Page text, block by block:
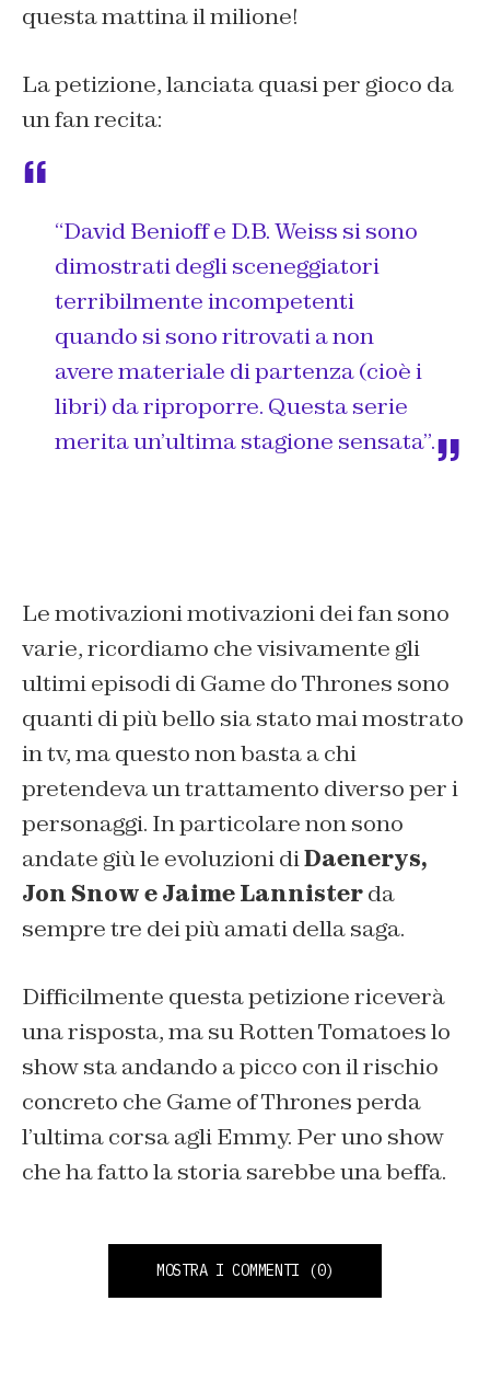
questa mattina il milione!
La petizione, lanciata quasi per gioco da
un fan recita:
“David Benioff e D.B. Weiss si sono
dimostrati degli sceneggiatori
terribilmente incompetenti
quando si sono ritrovati a non
avere materiale di partenza (cioè i
libri) da riproporre. Questa serie
merita un’ultima stagione sensata”.
Le motivazioni motivazioni dei fan sono
varie, ricordiamo che visivamente gli
ultimi episodi di Game do Thrones sono
quanti di più bello sia stato mai mostrato
in tv, ma questo non basta a chi
pretendeva un trattamento diverso per i
personaggi. In particolare non sono
andate giù le evoluzioni diDaenerys,
Jon Snow e Jaime Lannisterda
sempre tre dei più amati della saga.
Difficilmente questa petizione riceverà
una risposta, ma su Rotten Tomatoes lo
show sta andando a picco con il rischio
concreto che Game of Thrones perda
l’ultima corsa agli Emmy. Per uno show
che ha fatto la storia sarebbe una beffa.
MOSTRA I COMMENTI (0)